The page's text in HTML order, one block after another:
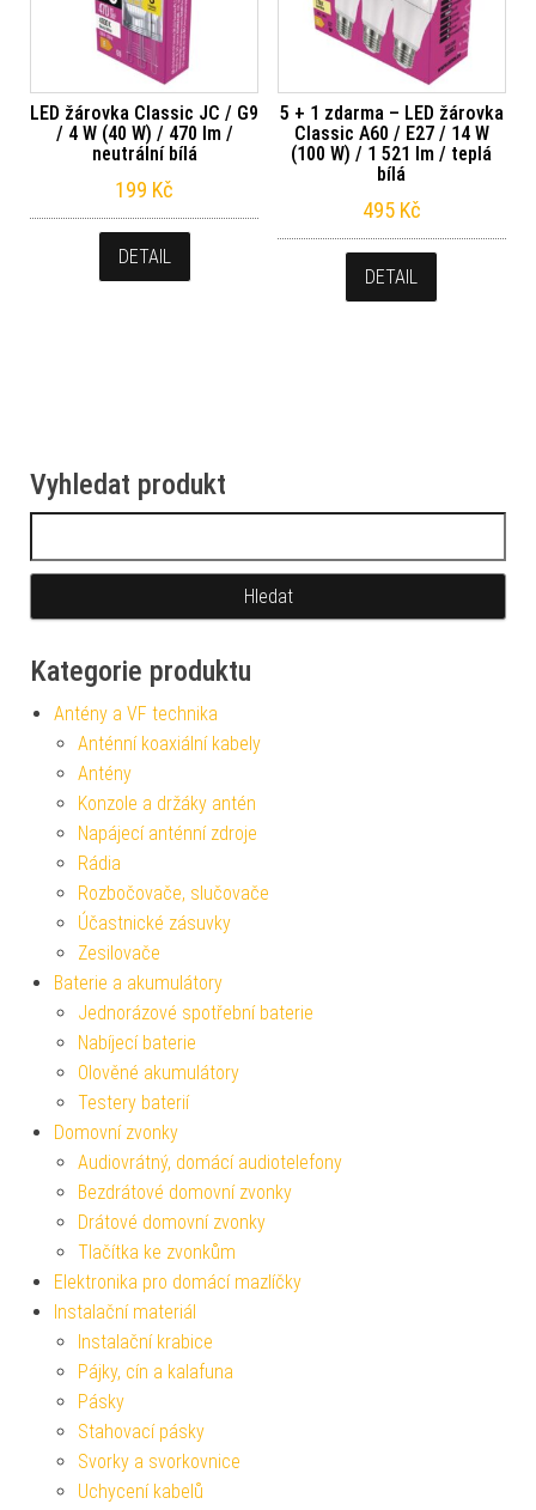
LED žárovka Classic JC / G9
/ 4 W (40 W) / 470 lm /
neutrální bílá
199 Kč
DETAIL
5 + 1 zdarma – LED žárovka
Classic A60 / E27 / 14 W
(100 W) / 1 521 lm / teplá
bílá
495 Kč
DETAIL
Vyhledat produkt
Kategorie produktu
Antény a VF technika
Anténní koaxiální kabely
Antény
Konzole a držáky antén
Napájecí anténní zdroje
Rádia
Rozbočovače, slučovače
Účastnické zásuvky
Zesilovače
Baterie a akumulátory
Jednorázové spotřební baterie
Nabíjecí baterie
Olověné akumulátory
Testery baterií
Domovní zvonky
Audiovrátný, domácí audiotelefony
Bezdrátové domovní zvonky
Drátové domovní zvonky
Tlačítka ke zvonkům
Elektronika pro domácí mazlíčky
Instalační materiál
Instalační krabice
Pájky, cín a kalafuna
Pásky
Stahovací pásky
Svorky a svorkovnice
Uchycení kabelů